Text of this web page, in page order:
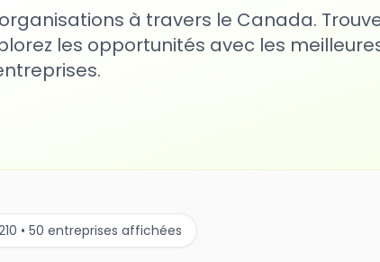
à travers le Canada.
les opportunités avec les
• 50 entreprises affichées